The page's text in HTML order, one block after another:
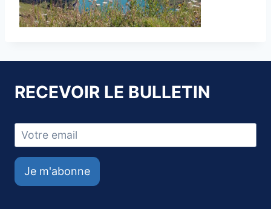
RECEVOIR LE BULLETIN
Je m'abonne